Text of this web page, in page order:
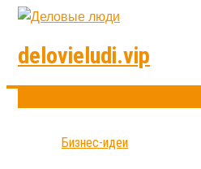
delovieludi.vip
Бизнес-идеи